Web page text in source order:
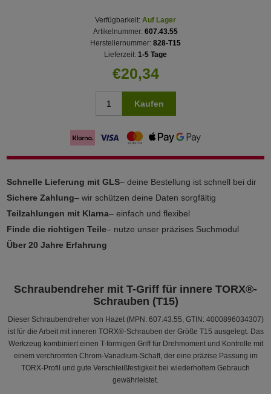
Verfügbarkeit: Auf Lager
Artikelnummer: 607.43.55
Herstellernummer: 828-T15
Lieferzeit: 1-5 Tage
€20,34
Kaufen
Schnelle Lieferung mit GLS– deine Bestellung ist schnell bei dir
Sichere Zahlung– wir schützen deine Daten sorgfältig
Teilzahlungen mit Klarna– einfach und flexibel
Finde die richtigen Teile– nutze unser präzises Suchmodul
Über 20 Jahre Erfahrung
Schraubendreher mit T-Griff für innere TORX®-
Schrauben (T15)
Dieser Schraubendreher von Hazet (MPN: 607.43.55, GTIN: 4000896034307)
ist für die Arbeit mit inneren TORX®-Schrauben der Größe T15 ausgelegt. Das
Werkzeug kombiniert einen T-förmigen Griff für Drehmoment und Kontrolle mit
einem verchromten Chrom-Vanadium-Schaft, der eine präzise Passung im
TORX-Profil und gute Verschleißfestigkeit bei wiederholtem Gebrauch
gewährleistet.